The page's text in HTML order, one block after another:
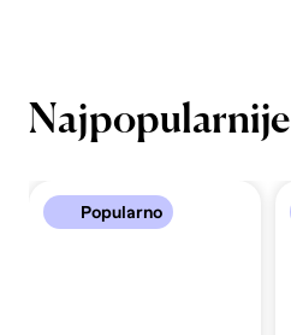
Najpopularnije
Popularno